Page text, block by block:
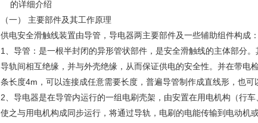
的详细介绍
（一） 主要部件及其工作原理
供电安全滑触线装置由导管，导电器两主要部件及一些辅助组件构成：
1、导管：是一根半封闭的异形管状部件，是安全滑触线的主体部分
导轨间相互绝缘，并与外壳绝缘，从而保证供电的安全性。并在带电
条长度4m，可以连接成任意需要长度，普遍导管制作成直线形，也可
2、导电器是在导管内运行的一组电刷壳架，由安置在用电机构（行
使之与用电机构成同步运行，将通过导轨，电刷的电能传输到电动机